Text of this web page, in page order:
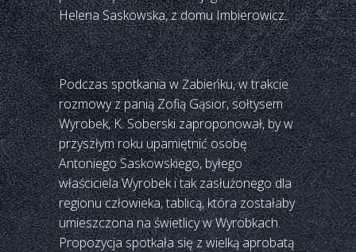
Helena Saskowska, z domu Imbierowicz.
Podczas spotkania w Żabieńku, w trakcie
rozmowy z panią Zofią Gąsior, sołtysem
Wyrobek, K. Soberski zaproponował, by w
przyszłym roku upamiętnić osobę
Antoniego Saskowskiego, byłego
właściciela Wyrobek i tak zasłużonego dla
regionu człowieka, tablicą, która zostałaby
umieszczona na świetlicy w Wyrobkach.
Propozycja spotkała się z wielką aprobatą